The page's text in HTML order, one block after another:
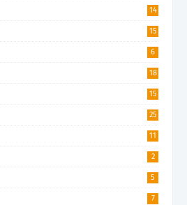
14
15
6
18
15
25
11
2
5
7